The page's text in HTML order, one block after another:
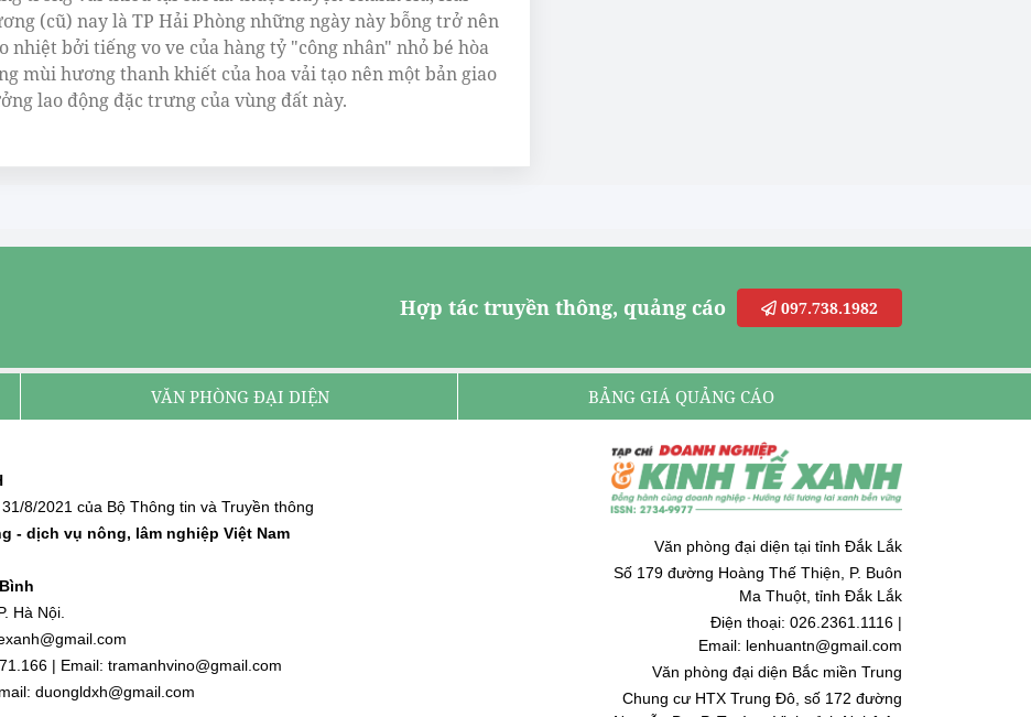
(cũ) nay là TP Hải Phòng những ngày này bỗng trở nên
nhiệt bởi tiếng vo ve của hàng tỷ "công nhân" nhỏ bé hòa
mùi hương thanh khiết của hoa vải tạo nên một bản giao
lao động đặc trưng của vùng đất này.
Hợp tác truyền thông, quảng cáo 097.738.1982
VĂN PHÒNG ĐẠI DIỆN BẢNG GIÁ QUẢNG CÁO
8/2021 của Bộ Thông tin và Truyền thông
- dịch vụ nông, lâm nghiệp Việt Nam
Hà Nội.
| Email: tramanhvino@gmail.com
duongldxh@gmail.com
Văn phòng đại diện tại tỉnh Đắk Lắk
Số 179 đường Hoàng Thế Thiện, P. Buôn
Ma Thuột, tỉnh Đắk Lắk
Điện thoại: 026.2361.1116 |
Email: lenhuantn@gmail.com
Văn phòng đại diện Bắc miền Trung
Chung cư HTX Trung Đô, số 172 đường